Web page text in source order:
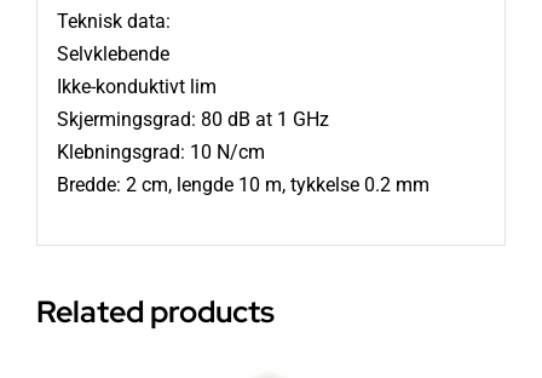
Teknisk data:
Selvklebende
Ikke-konduktivt lim
Skjermingsgrad: 80 dB at 1 GHz
Klebningsgrad: 10 N/cm
Bredde: 2 cm, lengde 10 m, tykkelse 0.2 mm
Related products